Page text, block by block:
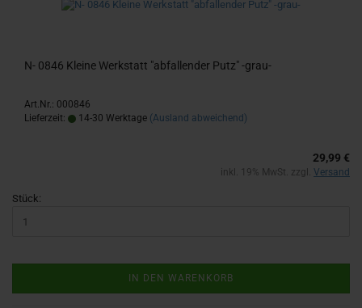
N- 0846 Klei­ne Werk­statt "ab­fal­len­der Putz" -​grau-
Art.Nr.: 000846
Lieferzeit:
14-30 Werktage (Ausland abweichend)
29,99 €
inkl. 19% MwSt. zzgl. Versand
Stück:
IN DEN WARENKORB